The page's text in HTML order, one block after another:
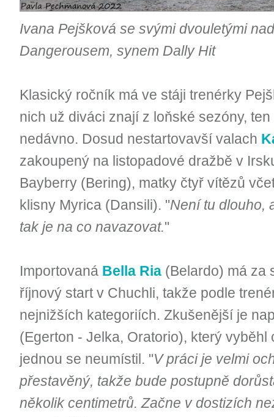
Ivana Pejšková se svými dvouletými
Dangerousem, synem Dally Hit
Klasický ročník má ve stáji trenérky
nich už diváci znají z loňské sezóny,
nedávno. Dosud nestartovavší valach
zakoupený na listopadové dražbě v
Bayberry (Bering), matky čtyř vítězů
klisny Myrica (Dansili). "Není tu dlouho,
tak je na co navazovat."
Importovaná Bella Ria (Belardo) má za
říjnový start v Chuchli, takže podle
nejnižších kategoriích. Zkušenější je
(Egerton - Jelka, Oratorio), který vyběhl
jednou se neumístil. "V práci je velmi
přestavěný, takže bude postupně
několik centimetrů. Začne v dostizích